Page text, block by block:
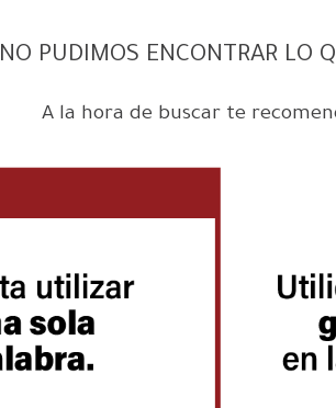
PUDIMOS ENCONTRAR LO
A la hora de buscar te